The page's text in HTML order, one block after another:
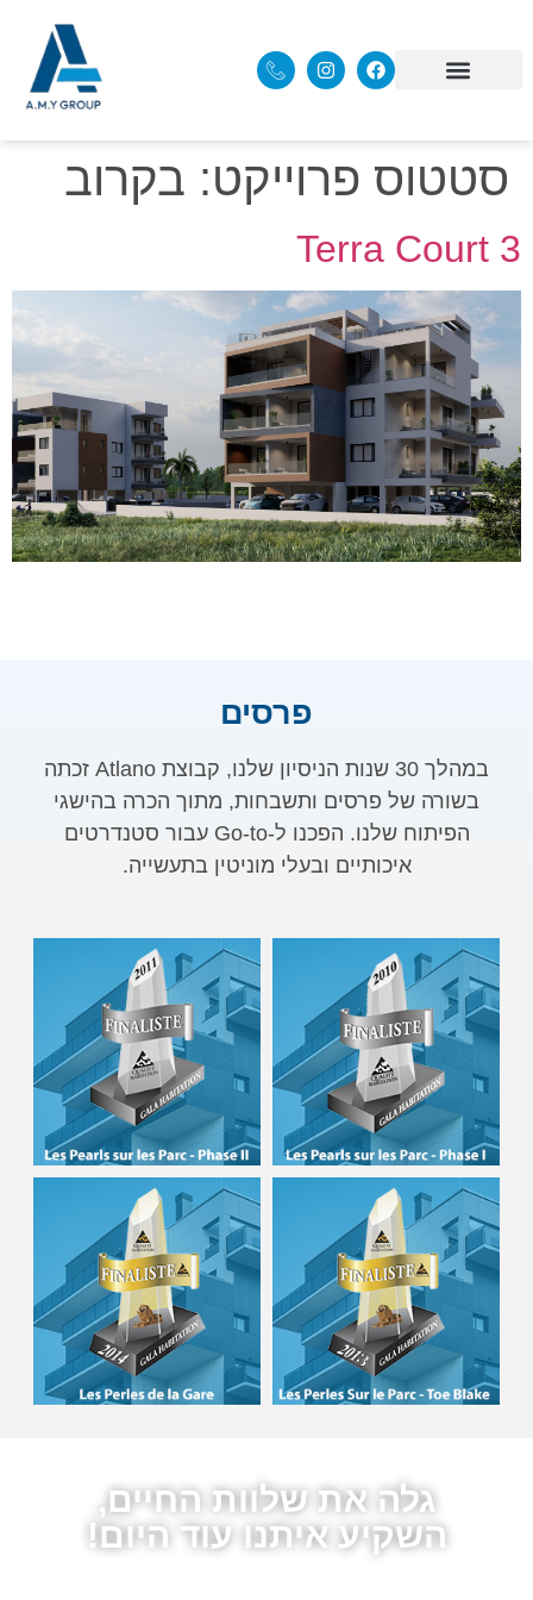
סטטוס פרוייקט: בקרוב
Terra Court 3
פרסים
במהלך 30 שנות הניסיון שלנו, קבוצת Atlano זכתה
בשורה של פרסים ותשבחות, מתוך הכרה בהישגי
הפיתוח שלנו. הפכנו ל-Go-to עבור סטנדרטים
איכותיים ובעלי מוניטין בתעשייה.
גלה את שלוות החיים,
השקיע איתנו עוד היום!